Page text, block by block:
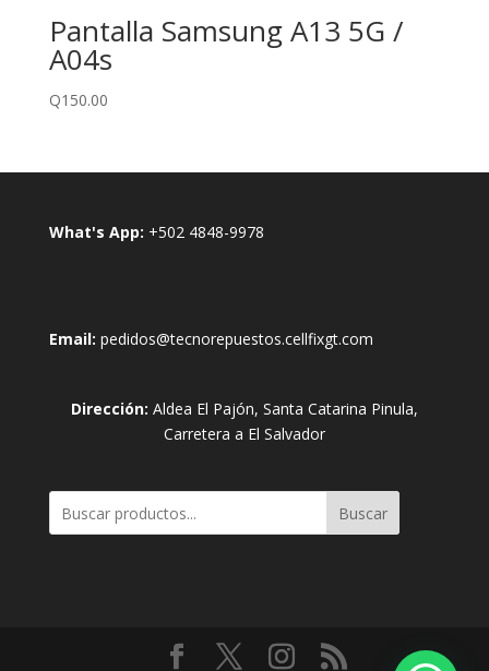
Pantalla Samsung A13 5G /
A04s
Q150.00
What's App: +502 4848-9978
Email: pedidos@tecnorepuestos.cellfixgt.com
Dirección: Aldea El Pajón, Santa Catarina Pinula,
Carretera a El Salvador
Buscar